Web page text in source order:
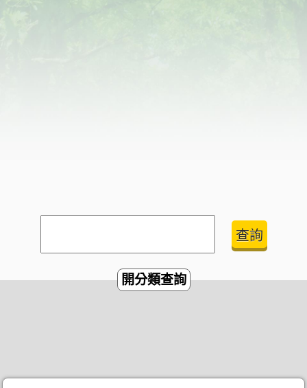
開分類查詢